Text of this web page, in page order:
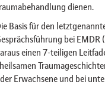
dienen.
Basis für den
bei EMDR
einen 7-teiligen
Erwachsene und bei